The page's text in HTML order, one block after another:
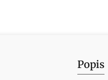
Popis